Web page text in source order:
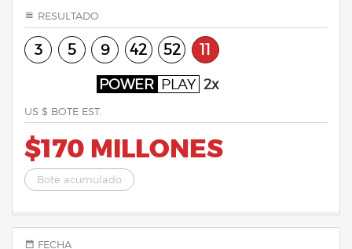
RESULTADO
3 5 9 42 52 11
POWER PLAY 2x
US $ BOTE EST.
$170 MILLONES
Bote acumulado
FECHA